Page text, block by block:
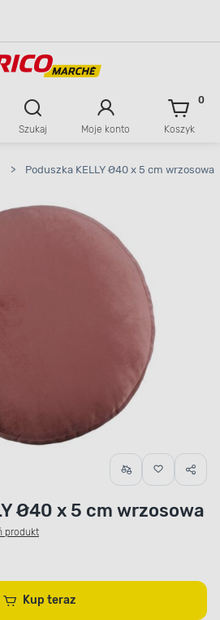
Szukaj Moje konto Koszyk
0
> Poduszka KELLY Ø40 x 5 cm wrzosowa
Ø40 x 5 cm wrzosowa
produkt
Kup teraz